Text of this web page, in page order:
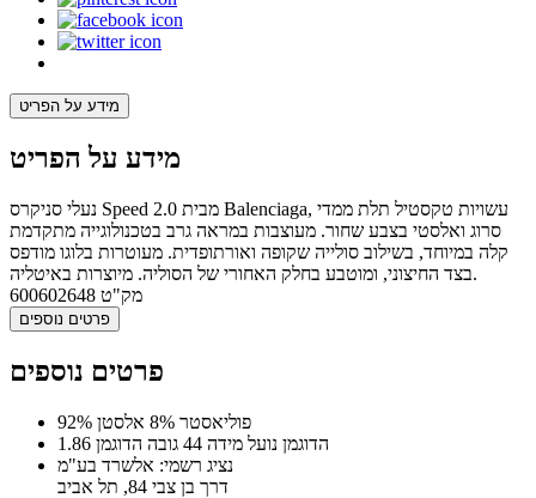
מידע על הפריט
מידע על הפריט
נעלי סניקרס Speed 2.0 מבית Balenciaga, עשויות טקסטיל תלת ממדי
סרוג ואלסטי בצבע שחור. מעוצבות במראה גרב בטכנולוגייה מתקדמת
קלה במיוחד, בשילוב סולייה שקופה ואורתופדית. מעוטרות בלוגו מודפס
בצד החיצוני, ומוטבע בחלק האחורי של הסוליה. מיוצרות באיטליה.
מק"ט 600602648
פרטים נוספים
פרטים נוספים
92% פוליאסטר 8% אלסטן
הדוגמן נועל מידה 44 גובה הדוגמן 1.86
נציג רשמי: אלשרד בע"מ
דרך בן צבי 84, תל אביב